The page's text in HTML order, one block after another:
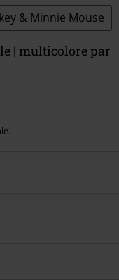
& Minnie Mouse
| multicolore par